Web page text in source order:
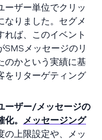
ーザー単位でクリッ
なりました。セグメ
れば、このイベント
SMSメッセージのリ
のかという実績に基
をリターゲティング
ーザー/メッセージの
。 メッセージング
の上限設定や、メッ